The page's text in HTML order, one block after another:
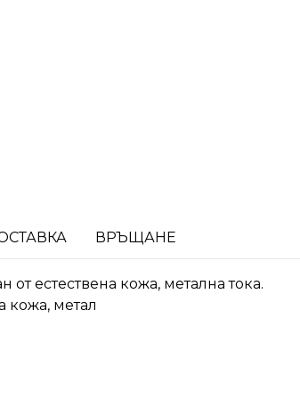
от естествена кожа, метална тока.
кожа, метал
ВРЪЩАНЕ